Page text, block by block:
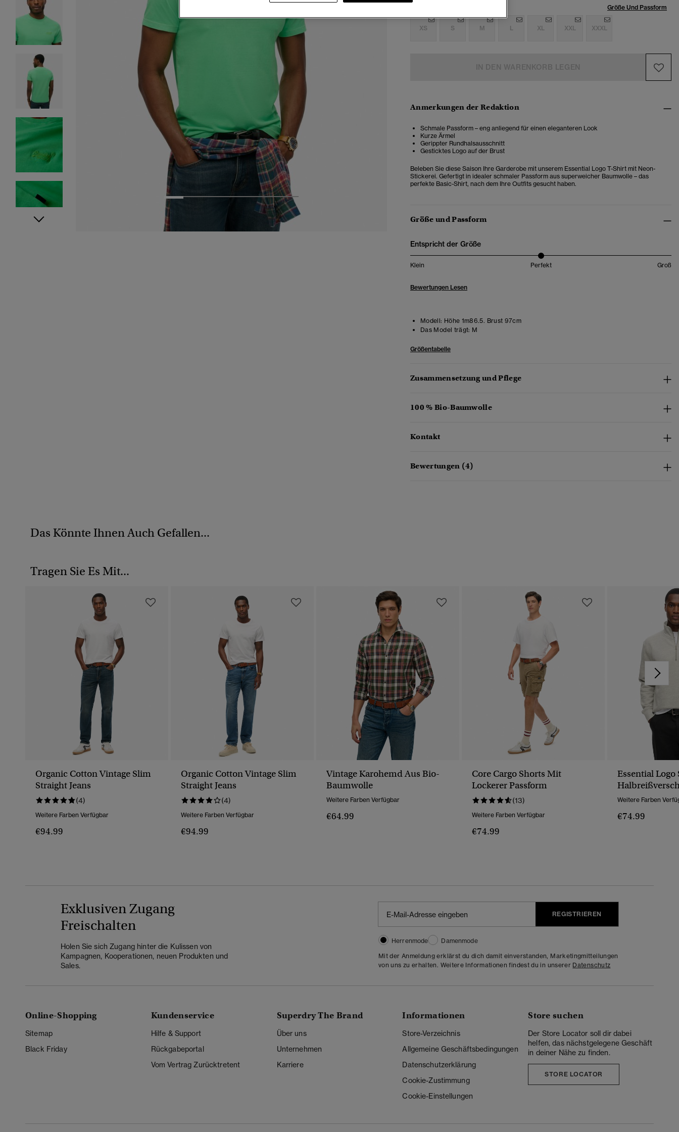
6 7
Größe Und Passform
XS S M L XL XXL XXXL
Anmerkungen der Redaktion
Schmale Passform – eng anliegend für einen eleganteren Look
Kurze Ärmel
Gerippter Rundhalsausschnitt
Gesticktes Logo auf der Brust
Beleben Sie diese Saison Ihre Garderobe mit unserem Essential Logo T-Shirt mit Neon-
Stickerei. Gefertigt in idealer schmaler Passform aus superweicher Baumwolle – das
perfekte Basic-Shirt, nach dem Ihre Outfits gesucht haben.
Größe und Passform
Entspricht der Größe
Klein Perfekt Groß
Bewertungen Lesen
Modell: Höhe 1m86.5. Brust 97cm
Das Model trägt: M
Größentabelle
Zusammensetzung und Pflege
100 % Bio-Baumwolle
Kontakt
Bewertungen (4)
Das Könnte Ihnen Auch Gefallen...
Tragen Sie Es Mit...
Organic Cotton Vintage Slim
Straight Jeans
(4)
Weitere Farben Verfügbar
€94.99
Organic Cotton Vintage Slim
Straight Jeans
(4)
Weitere Farben Verfügbar
€94.99
Vintage Karohemd Aus Bio-
Baumwolle
Weitere Farben Verfügbar
€64.99
Core Cargo Shorts Mit
Lockerer Passform
(13)
Weitere Farben Verfügbar
€74.99
Essential
Weitere Farben
€74.99
Exklusiven Zugang
Freischalten
Holen Sie sich Zugang hinter die Kulissen von
Kampagnen, Kooperationen, neuen Produkten und
Sales.
REGISTRIEREN
Herrenmode
Damenmode
Mit der Anmeldung erklärst du dich damit einverstanden, Marketingmitteilungen
von uns zu erhalten. Weitere Informationen findest du in unserer Datenschutz
Online-Shopping
Sitemap
Black Friday
Kundenservice
Hilfe & Support
Rückgabeportal
Vom Vertrag Zurücktretent
Superdry The Brand
Über uns
Unternehmen
Karriere
Informationen
Store-Verzeichnis
Allgemeine Geschäftsbedingungen
Datenschutzerklärung
Cookie-Zustimmung
Cookie-Einstellungen
Store suchen
Der Store Locator soll dir dabei
helfen, das nächstgelegene Geschäft
in deiner Nähe zu finden.
STORE LOCATOR